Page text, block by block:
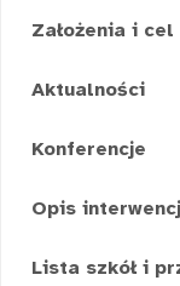
Założenia i
Aktualności
Konferencje
Opis
Lista szkół i